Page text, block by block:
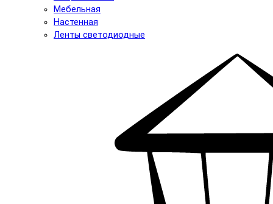
Мебельная
Настенная
Ленты светодиодные